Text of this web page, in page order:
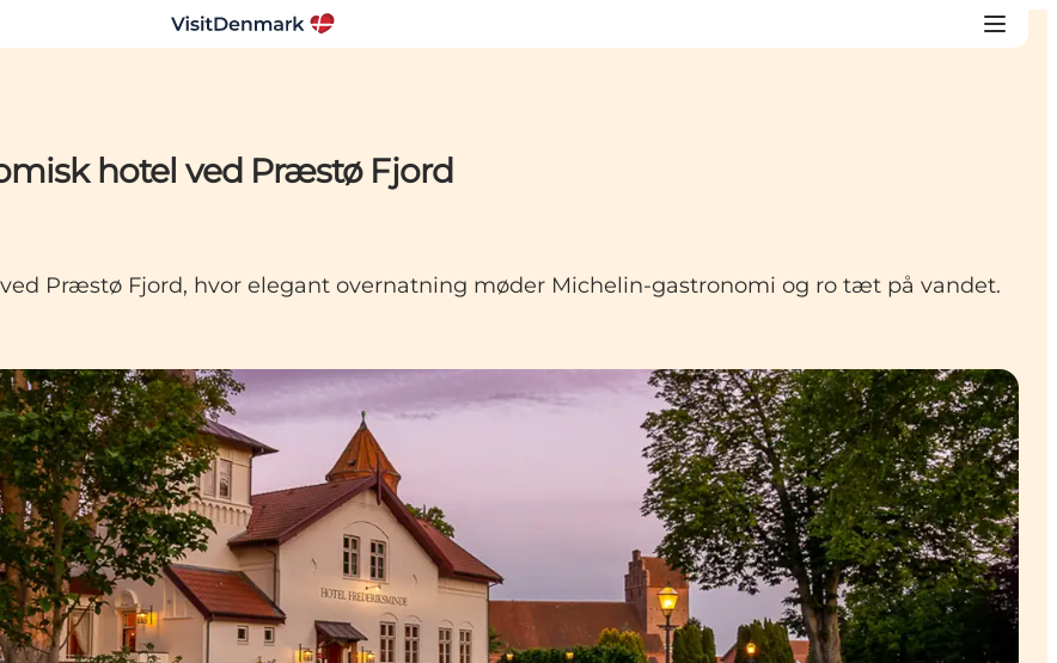
hotel ved Præstø Fjord
Præstø Fjord, hvor elegant overnatning møder Michelin-gastronomi og ro tæt på vandet.